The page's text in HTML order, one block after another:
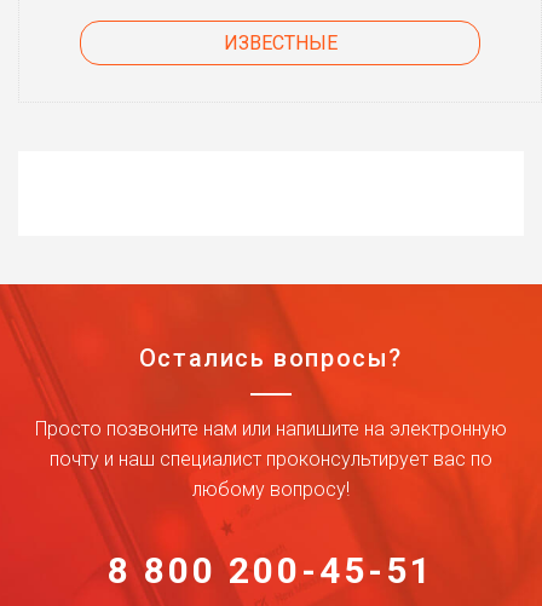
ИЗВЕСТНЫЕ
Остались вопросы?
Просто позвоните нам или напишите на электронную
почту и наш специалист проконсультирует вас по
любому вопросу!
8 800 200-45-51